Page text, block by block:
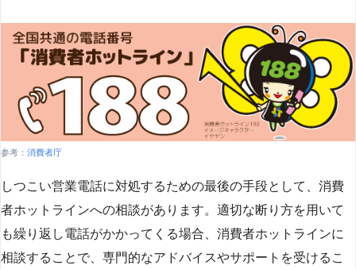
参考： 消費者庁
しつこい営業電話に対処するための最後の手段として、消費
者ホットラインへの相談があります。適切な断り方を用いて
も繰り返し電話がかかってくる場合、消費者ホットラインに
相談することで、専門的なアドバイスやサポートを受けるこ